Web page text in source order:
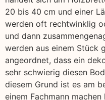
20 bis 40 cm und einer
werden oft rechtwinklig
und dann
werden aus einem Stück
angeordnet, dass ein
sehr schwierig diesen
diesem Grund ist es am
einem Fachmann machen